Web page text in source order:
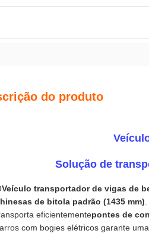
do produto
Solução de
Veículo transportador de vigas de
de bitola padrão (1435 mm)
eficientementepontes de
com bogies elétricos garante